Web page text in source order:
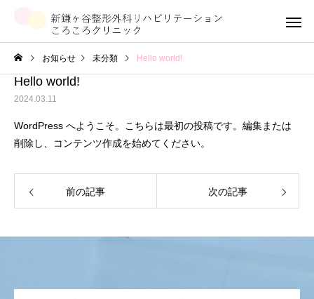
お知らせ 未分類 Hello world!
Hello world!
2024.03.11
WordPress へようこそ。こちらは最初の投稿です。編集または
削除し、コンテンツ作成を始めてください。
前の記事 次の記事